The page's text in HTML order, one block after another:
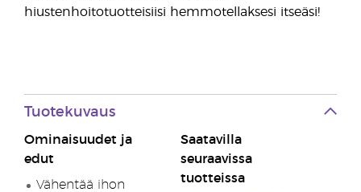
hiustenhoitotuotteisiisi hemmotellaksesi itseäsi!
Tuotekuvaus
Ominaisuudet ja
edut
Vähentää ihon
Saatavilla
seuraavissa
tuotteissa